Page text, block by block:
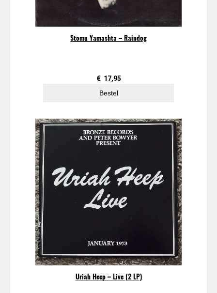
Stomu Yamashta – Raindog
€ 17,95
Bestel
Uriah Heep – Live (2 LP)